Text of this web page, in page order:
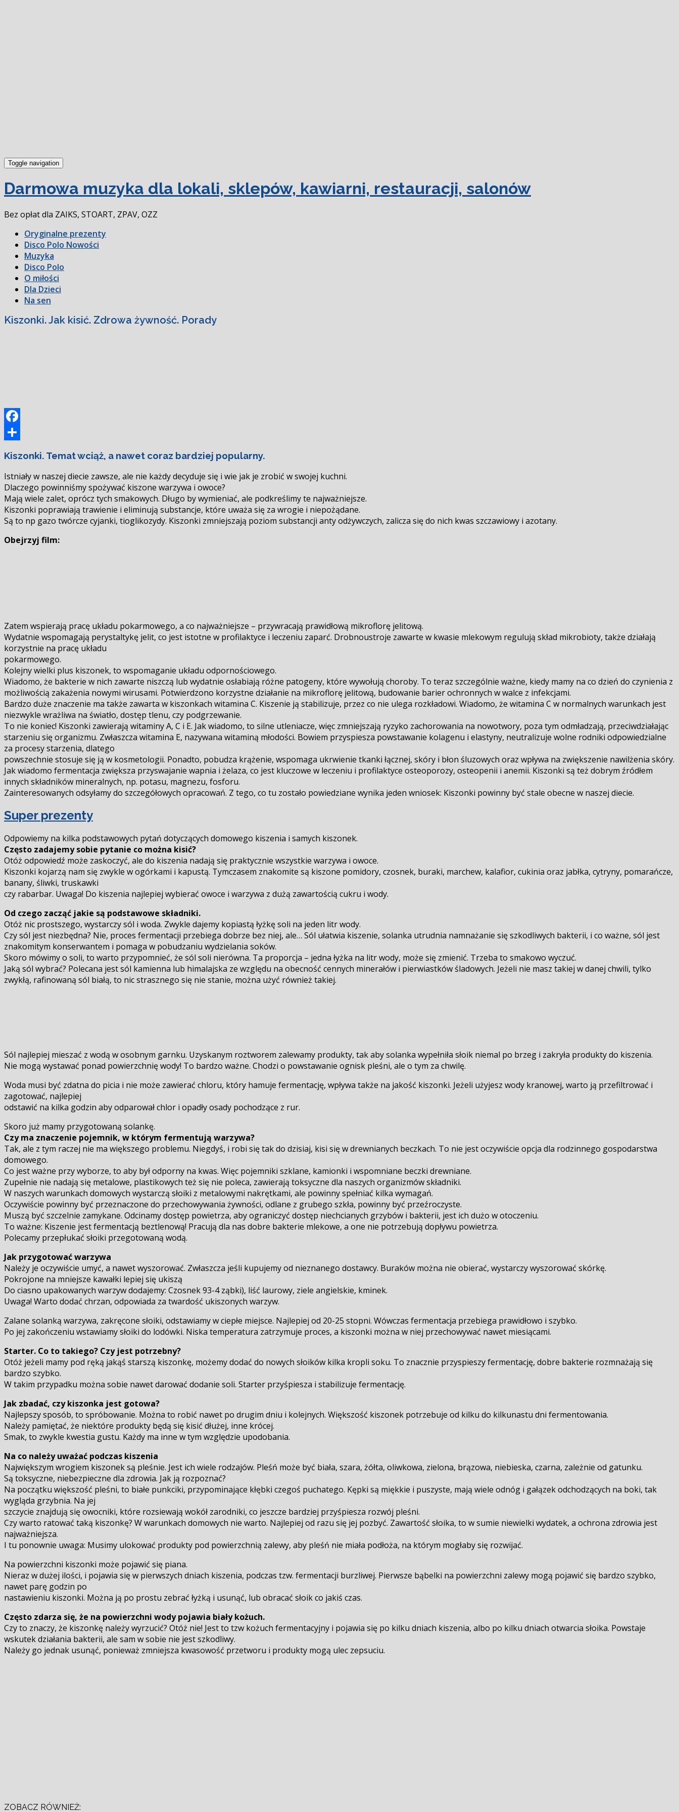
Toggle navigation
Darmowa muzyka dla lokali, sklepów, kawiarni, restauracji, salonów
Bez opłat dla ZAIKS, STOART, ZPAV, OZZ
Oryginalne prezenty
Disco Polo Nowości
Muzyka
Disco Polo
O miłości
Dla Dzieci
Na sen
Kiszonki. Jak kisić. Zdrowa żywność. Porady
Facebook
Kiszonki. Temat wciąż, a nawet coraz bardziej popularny.
Istniały w naszej diecie zawsze, ale nie każdy decyduje się i wie jak je zrobić w swojej kuchni.
Dlaczego powinniśmy spożywać kiszone warzywa i owoce?
Mają wiele zalet, oprócz tych smakowych. Długo by wymieniać, ale podkreślimy te najważniejsze.
Kiszonki poprawiają trawienie i eliminują substancje, które uważa się za wrogie i niepożądane.
Są to np gazo twórcze cyjanki, tioglikozydy. Kiszonki zmniejszają poziom substancji anty odżywczych, zalicza się do nich kwas szczawiowy i azotany.
Obejrzyj film:
Zatem wspierają pracę układu pokarmowego, a co najważniejsze – przywracają prawidłową mikroflorę jelitową.
Wydatnie wspomagają perystaltykę jelit, co jest istotne w profilaktyce i leczeniu zaparć. Drobnoustroje zawarte w kwasie mlekowym regulują skład mikrobioty, także działają
korzystnie na pracę układu
pokarmowego.
Kolejny wielki plus kiszonek, to wspomaganie układu odpornościowego.
Wiadomo, że bakterie w nich zawarte niszczą lub wydatnie osłabiają różne patogeny, które wywołują choroby. To teraz szczególnie ważne, kiedy mamy na co dzień do czynienia z
możliwością zakażenia nowymi wirusami. Potwierdzono korzystne działanie na mikroflorę jelitową, budowanie barier ochronnych w walce z infekcjami.
Bardzo duże znaczenie ma także zawarta w kiszonkach witamina C. Kiszenie ją stabilizuje, przez co nie ulega rozkładowi. Wiadomo, że witamina C w normalnych warunkach jest
niezwykle wrażliwa na światło, dostęp tlenu, czy podgrzewanie.
To nie koniec! Kiszonki zawierają witaminy A, C i E. Jak wiadomo, to silne utleniacze, więc zmniejszają ryzyko zachorowania na nowotwory, poza tym odmładzają, przeciwdziałając
starzeniu się organizmu. Zwłaszcza witamina E, nazywana witaminą młodości. Bowiem przyspiesza powstawanie kolagenu i elastyny, neutralizuje wolne rodniki odpowiedzialne
za procesy starzenia, dlatego
powszechnie stosuje się ją w kosmetologii. Ponadto, pobudza krążenie, wspomaga ukrwienie tkanki łącznej, skóry i błon śluzowych oraz wpływa na zwiększenie nawilżenia skóry.
Jak wiadomo fermentacja zwiększa przyswajanie wapnia i żelaza, co jest kluczowe w leczeniu i profilaktyce osteoporozy, osteopenii i anemii. Kiszonki są też dobrym źródłem
innych składników mineralnych, np. potasu, magnezu, fosforu.
Zainteresowanych odsyłamy do szczegółowych opracowań. Z tego, co tu zostało powiedziane wynika jeden wniosek: Kiszonki powinny być stale obecne w naszej diecie.
Super prezenty
Odpowiemy na kilka podstawowych pytań dotyczących domowego kiszenia i samych kiszonek.
Często zadajemy sobie pytanie co można kisić?
Otóż odpowiedź może zaskoczyć, ale do kiszenia nadają się praktycznie wszystkie warzywa i owoce.
Kiszonki kojarzą nam się zwykle w ogórkami i kapustą. Tymczasem znakomite są kiszone pomidory, czosnek, buraki, marchew, kalafior, cukinia oraz jabłka, cytryny, pomarańcze,
banany, śliwki, truskawki
czy rabarbar. Uwaga! Do kiszenia najlepiej wybierać owoce i warzywa z dużą zawartością cukru i wody.
Od czego zacząć jakie są podstawowe składniki.
Otóż nic prostszego, wystarczy sól i woda. Zwykle dajemy kopiastą łyżkę soli na jeden litr wody.
Czy sól jest niezbędna? Nie, proces fermentacji przebiega dobrze bez niej, ale… Sól ułatwia kiszenie, solanka utrudnia namnażanie się szkodliwych bakterii, i co ważne, sól jest
znakomitym konserwantem i pomaga w pobudzaniu wydzielania soków.
Skoro mówimy o soli, to warto przypomnieć, że sól soli nierówna. Ta proporcja – jedna łyżka na litr wody, może się zmienić. Trzeba to smakowo wyczuć.
Jaką sól wybrać? Polecana jest sól kamienna lub himalajska ze względu na obecność cennych minerałów i pierwiastków śladowych. Jeżeli nie masz takiej w danej chwili, tylko
zwykłą, rafinowaną sól białą, to nic strasznego się nie stanie, można użyć również takiej.
Sól najlepiej mieszać z wodą w osobnym garnku. Uzyskanym roztworem zalewamy produkty, tak aby solanka wypełniła słoik niemal po brzeg i zakryła produkty do kiszenia.
Nie mogą wystawać ponad powierzchnię wody! To bardzo ważne. Chodzi o powstawanie ognisk pleśni, ale o tym za chwilę.
Woda musi być zdatna do picia i nie może zawierać chloru, który hamuje fermentację, wpływa także na jakość kiszonki. Jeżeli użyjesz wody kranowej, warto ją przefiltrować i
zagotować, najlepiej
odstawić na kilka godzin aby odparował chlor i opadły osady pochodzące z rur.
Skoro już mamy przygotowaną solankę.
Czy ma znaczenie pojemnik, w którym fermentują warzywa?
Tak, ale z tym raczej nie ma większego problemu. Niegdyś, i robi się tak do dzisiaj, kisi się w drewnianych beczkach. To nie jest oczywiście opcja dla rodzinnego gospodarstwa
domowego.
Co jest ważne przy wyborze, to aby był odporny na kwas. Więc pojemniki szklane, kamionki i wspomniane beczki drewniane.
Zupełnie nie nadają się metalowe, plastikowych też się nie poleca, zawierają toksyczne dla naszych organizmów składniki.
W naszych warunkach domowych wystarczą słoiki z metalowymi nakrętkami, ale powinny spełniać kilka wymagań.
Oczywiście powinny być przeznaczone do przechowywania żywności, odlane z grubego szkła, powinny być przeźroczyste.
Muszą być szczelnie zamykane. Odcinamy dostęp powietrza, aby ograniczyć dostęp niechcianych grzybów i bakterii, jest ich dużo w otoczeniu.
To ważne: Kiszenie jest fermentacją beztlenową! Pracują dla nas dobre bakterie mlekowe, a one nie potrzebują dopływu powietrza.
Polecamy przepłukać słoiki przegotowaną wodą.
Jak przygotować warzywa
Należy je oczywiście umyć, a nawet wyszorować. Zwłaszcza jeśli kupujemy od nieznanego dostawcy. Buraków można nie obierać, wystarczy wyszorować skórkę.
Pokrojone na mniejsze kawałki lepiej się ukiszą
Do ciasno upakowanych warzyw dodajemy: Czosnek 93-4 ząbki), liść laurowy, ziele angielskie, kminek.
Uwaga! Warto dodać chrzan, odpowiada za twardość ukiszonych warzyw.
Zalane solanką warzywa, zakręcone słoiki, odstawiamy w ciepłe miejsce. Najlepiej od 20-25 stopni. Wówczas fermentacja przebiega prawidłowo i szybko.
Po jej zakończeniu wstawiamy słoiki do lodówki. Niska temperatura zatrzymuje proces, a kiszonki można w niej przechowywać nawet miesiącami.
Starter. Co to takiego? Czy jest potrzebny?
Otóż jeżeli mamy pod ręką jakąś starszą kiszonkę, możemy dodać do nowych słoików kilka kropli soku. To znacznie przyspieszy fermentację, dobre bakterie rozmnażają się
bardzo szybko.
W takim przypadku można sobie nawet darować dodanie soli. Starter przyśpiesza i stabilizuje fermentację.
Jak zbadać, czy kiszonka jest gotowa?
Najlepszy sposób, to spróbowanie. Można to robić nawet po drugim dniu i kolejnych. Większość kiszonek potrzebuje od kilku do kilkunastu dni fermentowania.
Należy pamiętać, że niektóre produkty będą się kisić dłużej, inne krócej.
Smak, to zwykle kwestia gustu. Każdy ma inne w tym względzie upodobania.
Na co należy uważać podczas kiszenia
Największym wrogiem kiszonek są pleśnie. Jest ich wiele rodzajów. Pleśń może być biała, szara, żółta, oliwkowa, zielona, brązowa, niebieska, czarna, zależnie od gatunku.
Są toksyczne, niebezpieczne dla zdrowia. Jak ją rozpoznać?
Na początku większość pleśni, to białe punkciki, przypominające kłębki czegoś puchatego. Kępki są miękkie i puszyste, mają wiele odnóg i gałązek odchodzących na boki, tak
wygląda grzybnia. Na jej
szczycie znajdują się owocniki, które rozsiewają wokół zarodniki, co jeszcze bardziej przyśpiesza rozwój pleśni.
Czy warto ratować taką kiszonkę? W warunkach domowych nie warto. Najlepiej od razu się jej pozbyć. Zawartość słoika, to w sumie niewielki wydatek, a ochrona zdrowia jest
najważniejsza.
I tu ponownie uwaga: Musimy ulokować produkty pod powierzchnią zalewy, aby pleśń nie miała podłoża, na którym mogłaby się rozwijać.
Na powierzchni kiszonki może pojawić się piana.
Nieraz w dużej ilości, i pojawia się w pierwszych dniach kiszenia, podczas tzw. fermentacji burzliwej. Pierwsze bąbelki na powierzchni zalewy mogą pojawić się bardzo szybko,
nawet parę godzin po
nastawieniu kiszonki. Można ją po prostu zebrać łyżką i usunąć, lub obracać słoik co jakiś czas.
Często zdarza się, że na powierzchni wody pojawia biały kożuch.
Czy to znaczy, że kiszonkę należy wyrzucić? Otóż nie! Jest to tzw kożuch fermentacyjny i pojawia się po kilku dniach kiszenia, albo po kilku dniach otwarcia słoika. Powstaje
wskutek działania bakterii, ale sam w sobie nie jest szkodliwy.
Należy go jednak usunąć, ponieważ zmniejsza kwasowość przetworu i produkty mogą ulec zepsuciu.
ZOBACZ RÓWNIEŻ: